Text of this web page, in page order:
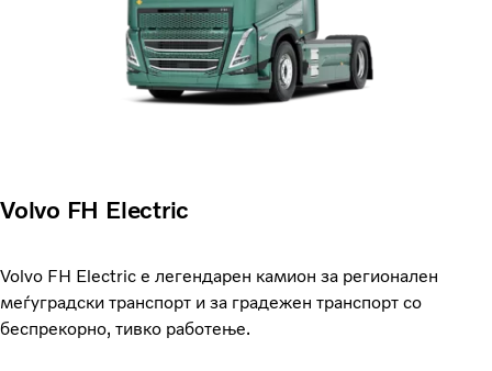
Volvo FH Electric
Volvo FH Electric е легендарен камион за регионален
меѓуградски транспорт и за градежен транспорт со
беспрекорно, тивко работење.